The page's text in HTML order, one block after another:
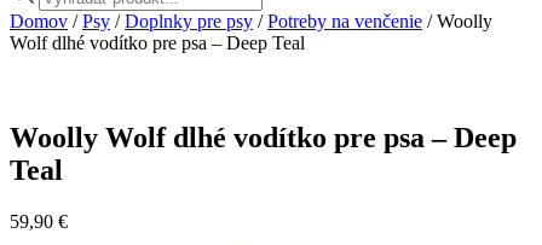
produktov
Domov /Psy /Doplnky pre psy /Potreby na venčenie / Woolly
Wolf dlhé vodítko pre psa – Deep Teal
Woolly Wolf dlhé vodítko pre psa – Deep
Teal
59,90 €